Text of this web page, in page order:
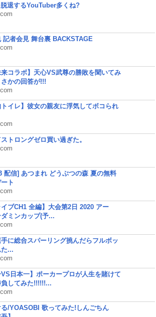
退するYouTuber多くね?
記者会見 舞台裏 BACKSTAGE
来コラボ】天心VS武尊の勝敗を聞いてみ
かの回答が!!!
トイレ】彼女の親友に浮気してボコられ
トロングゼロ買い過ぎた。
配信] あつまれ どうぶつの森 夏の無料
ト
イブCH1 全編】大会第2日 2020 アー
ミンカップ(予...
に総合スパーリング挑んだらフルボッ
た...
VS日本一】ポーカープロが人生を賭けて
負してみた!!!!!!...
/YOASOBI 歌ってみた!しんごちん